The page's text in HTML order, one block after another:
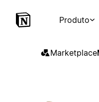
Produto
Marketplace